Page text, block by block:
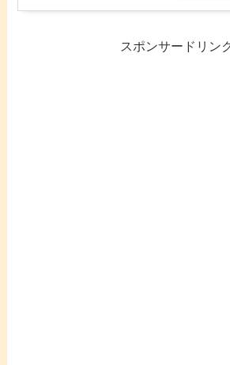
スポンサードリン